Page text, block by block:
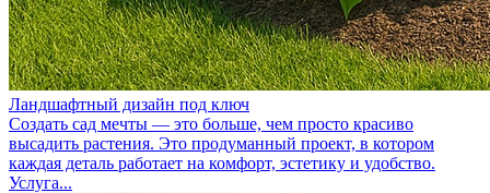
Ландшафтный дизайн под ключ
Создать сад мечты — это больше, чем просто красиво
высадить растения. Это продуманный проект, в котором
каждая деталь работает на комфорт, эстетику и удобство.
Услуга...